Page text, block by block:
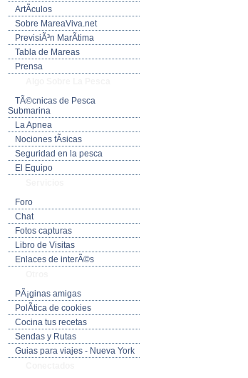
ArtÃ­culos
Sobre MareaViva.net
PrevisiÃ³n MarÃ­tima
Tabla de Mareas
Prensa
TÃ©cnicas de Pesca
Submarina
La Apnea
Nociones fÃ­sicas
Seguridad en la pesca
El Equipo
Foro
Chat
Fotos capturas
Libro de Visitas
Enlaces de interÃ©s
PÃ¡ginas amigas
PolÃ­tica de cookies
Cocina tus recetas
Sendas y Rutas
Guias para viajes - Nueva York